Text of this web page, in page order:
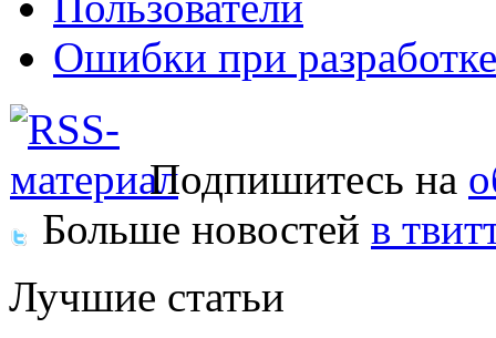
Ошибки при
Подпишитесь на
Больше новостей в
Лучшие статьи